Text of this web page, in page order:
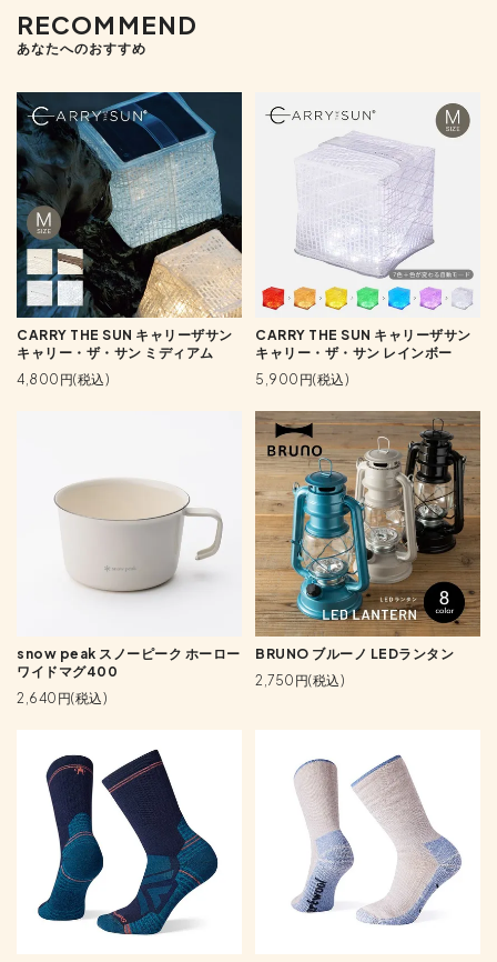
RECOMMEND
あなたへのおすすめ
CARRY THE SUN キャリーザサン
キャリー・ザ・サン ミディアム
4,800円(税込)
CARRY THE SUN キャリーザサン
キャリー・ザ・サン レインボー
5,900円(税込)
snow peak スノーピーク ホーロー
ワイドマグ400
2,640円(税込)
BRUNO ブルーノ LEDランタン
2,750円(税込)